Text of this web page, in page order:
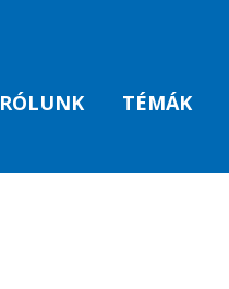
RÓLUNK TÉMÁK